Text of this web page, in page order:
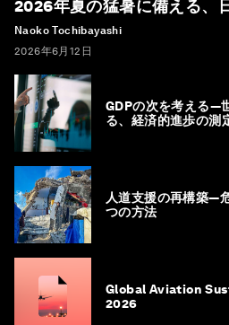
2026年夏の猛暑に備える、
Naoko Tochibayashi
2026年6月12日
GDPの次を考える―
る、経済的進歩の測
人道支援の再構築―
つの方法
Global Aviation
2026